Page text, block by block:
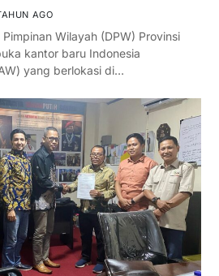
AGO
Wilayah (DPW) Provinsi
kantor baru Indonesia
yang berlokasi di…